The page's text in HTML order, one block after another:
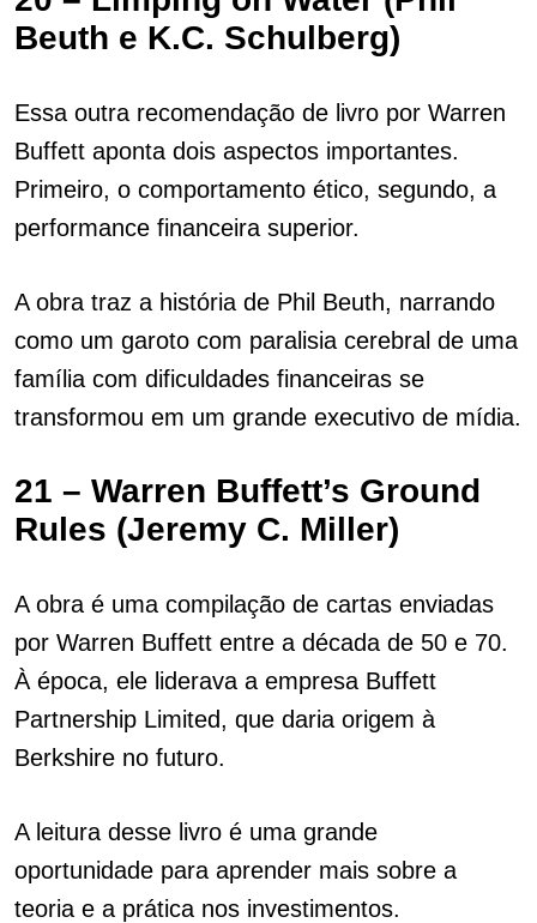
Beuth e K.C. Schulberg)
Essa outra recomendação de livro por Warren
Buffett aponta dois aspectos importantes.
Primeiro, o comportamento ético, segundo, a
performance financeira superior.
A obra traz a história de Phil Beuth, narrando
como um garoto com paralisia cerebral de uma
família com dificuldades financeiras se
transformou em um grande executivo de mídia.
21 – Warren Buffett’s Ground
Rules (Jeremy C. Miller)
A obra é uma compilação de cartas enviadas
por Warren Buffett entre a década de 50 e 70.
À época, ele liderava a empresa Buffett
Partnership Limited, que daria origem à
Berkshire no futuro.
A leitura desse livro é uma grande
oportunidade para aprender mais sobre a
teoria e a prática nos investimentos.